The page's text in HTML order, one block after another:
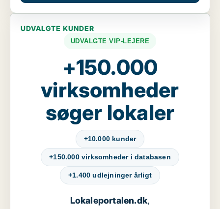
UDVALGTE KUNDER
UDVALGTE VIP-LEJERE
+150.000
virksomheder
søger lokaler
+10.000 kunder
+150.000 virksomheder i databasen
+1.400 udlejninger årligt
Lokaleportalen.dk,